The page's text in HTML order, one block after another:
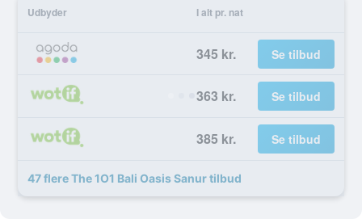
Udbyder I alt pr. nat
345 kr. Se tilbud
363 kr. Se tilbud
385 kr. Se tilbud
47 flere The 1O1 Bali Oasis Sanur tilbud